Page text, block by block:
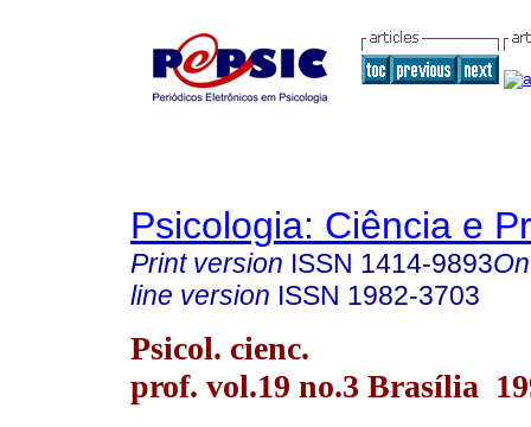
Psicologia: Ciência e
Print version ISSN 1414-9893
line version ISSN 1982-3703
Psicol. cienc.
prof. vol.19 no.3 Brasília